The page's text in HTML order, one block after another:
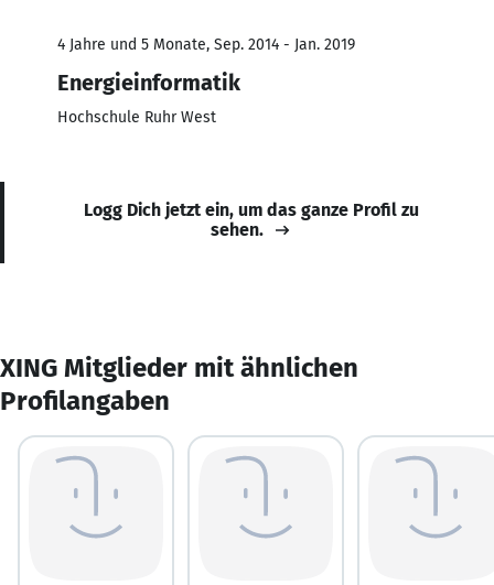
4 Jahre und 5 Monate, Sep. 2014 - Jan. 2019
Energieinformatik
Hochschule Ruhr West
Logg Dich jetzt ein, um das ganze Profil zu
sehen.
XING Mitglieder mit ähnlichen
Profilangaben